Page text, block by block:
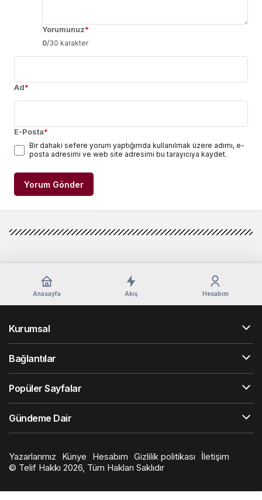
Yorumunuz*
0/30 karakter
Ad*
E-Posta*
Bir dahaki sefere yorum yaptığımda kullanılmak üzere adımı, e-
posta adresimi ve web site adresimi bu tarayıcıya kaydet.
Yorum Gönder
Anasayfa Akış Hesabım
Kurumsal
Bağlantılar
Popüler Sayfalar
Gündeme Dair
Yazarlarımız Künye Hesabım Gizlilik politikası
İletişim
© Telif Hakkı 2026, Tüm Hakları Saklıdır